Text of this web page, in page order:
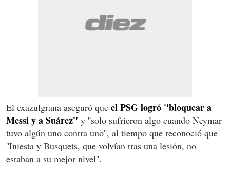
El exazulgrana aseguró que el PSG logró ''bloquear a
Messi y a Suárez'' y ''solo sufrieron algo cuando Neymar
tuvo algún uno contra uno'', al tiempo que reconoció que
''Iniesta y Busquets, que volvían tras una lesión, no
estaban a su mejor nivel''.